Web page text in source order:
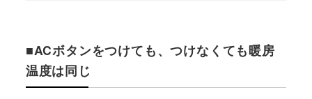
■ACボタンをつけても、つけなくても暖房
温度は同じ